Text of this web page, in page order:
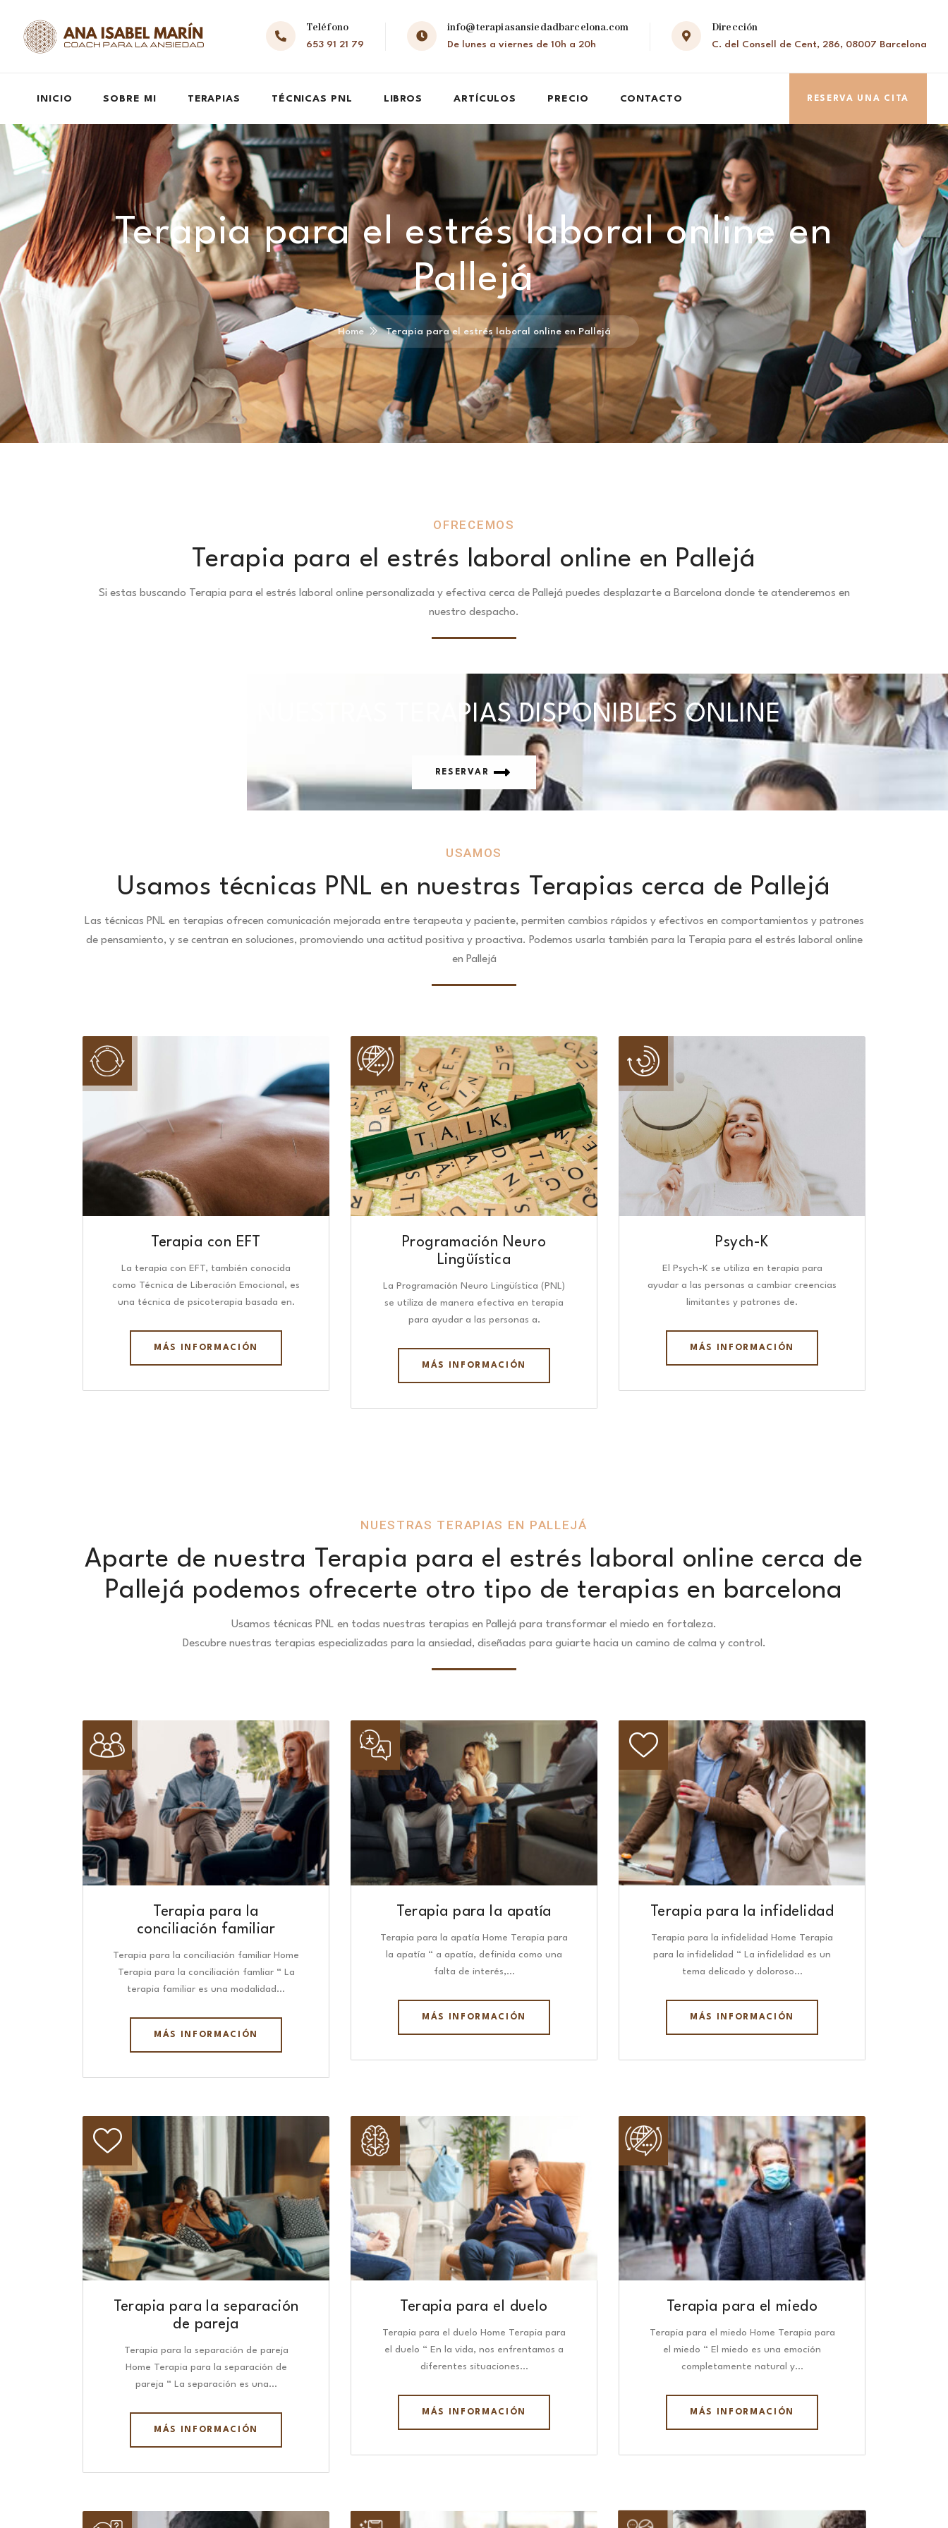
Teléfono
653 91 21 79
info@terapiasansiedadbarcelona.com
De lunes a viernes de 10h a 20h
Dirección
C. del Consell de Cent, 286, 08007 Barcelona
INICIO SOBRE MI TERAPIAS TÉCNICAS PNL LIBROS ARTÍCULOS PRECIO CONTACTO RESERVA UNA CITA
Terapia para el estrés laboral online en
Pallejá
Home Terapia para el estrés laboral online en Pallejá
OFRECEMOS
Terapia para el estrés laboral online en Pallejá
Si estas buscando Terapia para el estrés laboral online personalizada y efectiva cerca de Pallejá puedes desplazarte a Barcelona donde te atenderemos en
nuestro despacho.
TODAS NUESTRAS TERAPIAS DISPONIBLES ONLINE
RESERVAR
USAMOS
Usamos técnicas PNL en nuestras Terapias cerca de Pallejá
Las técnicas PNL en terapias ofrecen comunicación mejorada entre terapeuta y paciente, permiten cambios rápidos y efectivos en comportamientos y patrones
de pensamiento, y se centran en soluciones, promoviendo una actitud positiva y proactiva. Podemos usarla también para la Terapia para el estrés laboral online
en Pallejá
Terapia con EFT
La terapia con EFT, también conocida
como Técnica de Liberación Emocional, es
una técnica de psicoterapia basada en.
MÁS INFORMACIÓN
Programación Neuro
Lingüística​
La Programación Neuro Lingüística (PNL)
se utiliza de manera efectiva en terapia
para ayudar a las personas a.
MÁS INFORMACIÓN
Psych-K
El Psych-K se utiliza en terapia para
ayudar a las personas a cambiar creencias
limitantes y patrones de.
MÁS INFORMACIÓN
NUESTRAS TERAPIAS EN PALLEJÁ
Aparte de nuestra Terapia para el estrés laboral online cerca de
Pallejá podemos ofrecerte otro tipo de terapias en barcelona
Usamos técnicas PNL en todas nuestras terapias en Pallejá para transformar el miedo en fortaleza.
Descubre nuestras terapias especializadas para la ansiedad, diseñadas para guiarte hacia un camino de calma y control.
Terapia para la
conciliación familiar
Terapia para la conciliación familiar Home
Terapia para la conciliación famliar “ La
terapia familiar es una modalidad…
MÁS INFORMACIÓN
Terapia para la apatía
Terapia para la apatía Home Terapia para
la apatía “ a apatía, definida como una
falta de interés,…
MÁS INFORMACIÓN
Terapia para la infidelidad
Terapia para la infidelidad Home Terapia
para la infidelidad “ La infidelidad es un
tema delicado y doloroso…
MÁS INFORMACIÓN
Terapia para la separación
de pareja
Terapia para la separación de pareja
Home Terapia para la separación de
pareja “ La separación es una…
MÁS INFORMACIÓN
Terapia para el duelo
Terapia para el duelo Home Terapia para
el duelo “ En la vida, nos enfrentamos a
diferentes situaciones…
MÁS INFORMACIÓN
Terapia para el miedo
Terapia para el miedo Home Terapia para
el miedo “ El miedo es una emoción
completamente natural y…
MÁS INFORMACIÓN